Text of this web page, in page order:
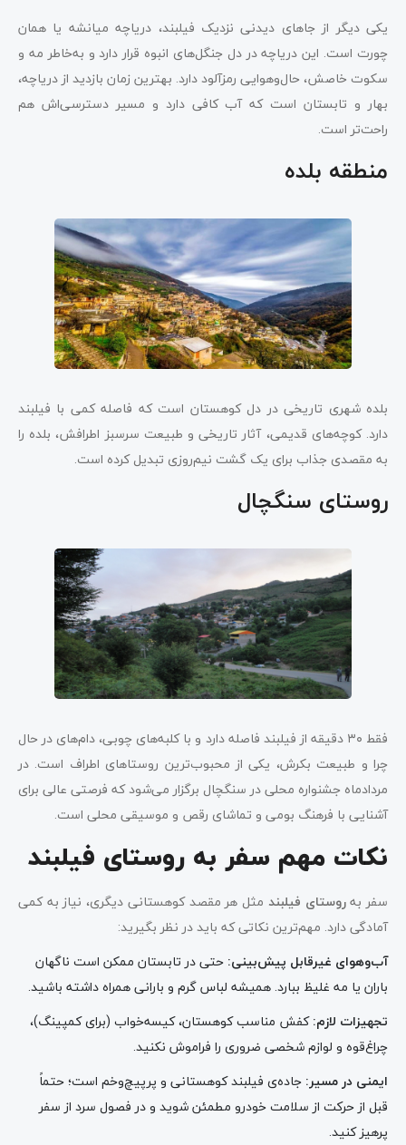
یکی دیگر از جاهای دیدنی نزدیک فیلبند، دریاچه میانشه یا همان
چورت است. این دریاچه در دل جنگل‌های انبوه قرار دارد و به‌خاطر مه و
سکوت خاصش، حال‌وهوایی رمزآلود دارد. بهترین زمان بازدید از دریاچه،
بهار و تابستان است که آب کافی دارد و مسیر دسترسی‌اش هم
راحت‌تر است.
منطقه بلده
بلده شهری تاریخی در دل کوهستان است که فاصله کمی با فیلبند
دارد. کوچه‌های قدیمی، آثار تاریخی و طبیعت سرسبز اطرافش، بلده را
به مقصدی جذاب برای یک گشت نیم‌روزی تبدیل کرده است.
روستای سنگچال
فقط ۳۰ دقیقه از فیلبند فاصله دارد و با کلبه‌های چوبی، دام‌های در حال
چرا و طبیعت بکرش، یکی از محبوب‌ترین روستاهای اطراف است. در
مردادماه جشنواره محلی در سنگچال برگزار می‌شود که فرصتی عالی برای
آشنایی با فرهنگ بومی و تماشای رقص و موسیقی محلی است.
نکات مهم سفر به روستای فیلبند
سفر بهروستای فیلبند مثل هر مقصد کوهستانی دیگری، نیاز به کمی
آمادگی دارد. مهم‌ترین نکاتی که باید در نظر بگیرید:
آب‌وهوای غیرقابل پیش‌بینی: حتی در تابستان ممکن است ناگهان
باران یا مه غلیظ ببارد. همیشه لباس گرم و بارانی همراه داشته باشید.
تجهیزات لازم:کفش مناسب کوهستان، کیسه‌خواب (برای کمپینگ)،
چراغ‌قوه و لوازم شخصی ضروری را فراموش نکنید.
ایمنی در مسیر: جاده‌ی فیلبند کوهستانی و پرپیچ‌وخم است؛ حتماً
قبل از حرکت از سلامت خودرو مطمئن شوید و در فصول سرد از سفر
پرهیز کنید.